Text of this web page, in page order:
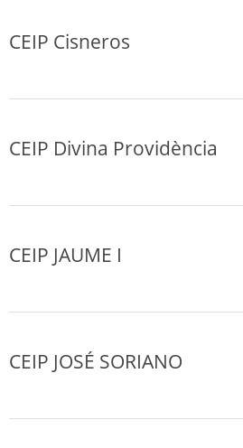
CEIP Cisneros
CEIP Divina Providència
CEIP JAUME I
CEIP JOSÉ SORIANO